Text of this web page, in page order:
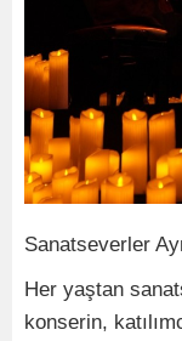
Sanatseverler
Her yaştan
konserin,